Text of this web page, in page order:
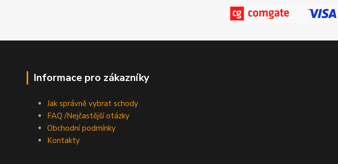
Informace pro zákazníky
Jak správně vybrat schody
FAQ /Nejčastější otázky
Obchodní podmínky
Kontakty